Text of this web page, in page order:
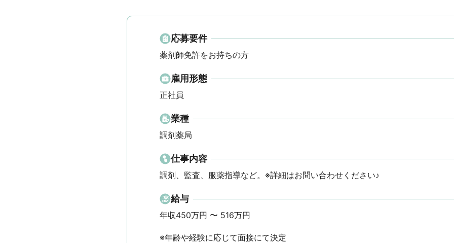
応募要件
薬剤師免許をお持ちの方
雇用形態
正社員
業種
調剤薬局
仕事内容
調剤、監査、服薬指導など。※詳細はお問い合わせください♪
給与
年収450万円 〜 516万円
※年齢や経験に応じて面接にて決定